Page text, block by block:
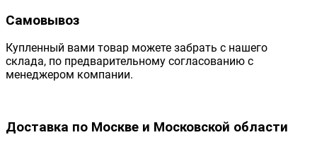
Самовывоз
Купленный вами товар можете забрать с нашего
склада, по предварительному согласованию с
менеджером компании.
Доставка по Москве и Московской области